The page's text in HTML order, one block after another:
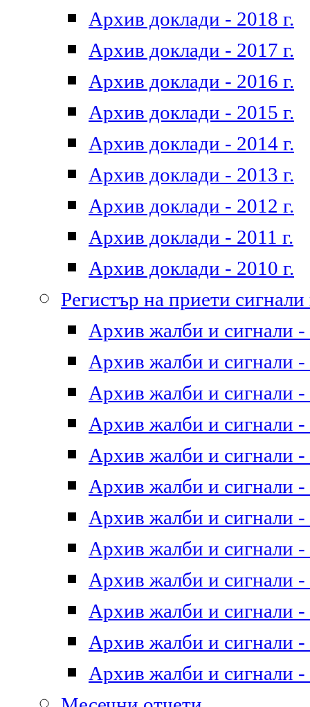
Архив доклади - 2018 г.
Архив доклади - 2017 г.
Архив доклади - 2016 г.
Архив доклади - 2015 г.
Архив доклади - 2014 г.
Архив доклади - 2013 г.
Архив доклади - 2012 г.
Архив доклади - 2011 г.
Архив доклади - 2010 г.
Регистър на приети
Архив жалби и сигнали -
Архив жалби и сигнали -
Архив жалби и сигнали -
Архив жалби и сигнали -
Архив жалби и сигнали -
Архив жалби и сигнали -
Архив жалби и сигнали -
Архив жалби и сигнали -
Архив жалби и сигнали -
Архив жалби и сигнали -
Архив жалби и сигнали -
Архив жалби и сигнали -